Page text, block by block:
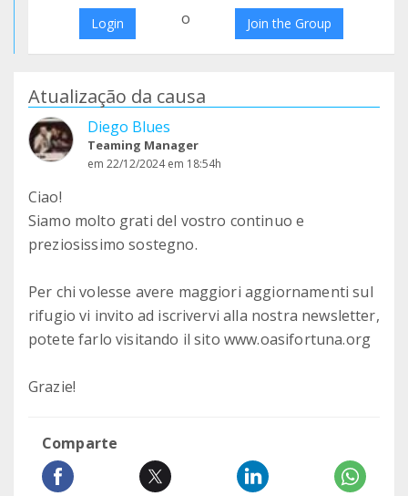
Login o Join the Group
Atualização da causa
Diego Blues
Teaming Manager
em 22/12/2024 em 18:54h
Ciao!
Siamo molto grati del vostro continuo e
preziosissimo sostegno.
Per chi volesse avere maggiori aggiornamenti sul
rifugio vi invito ad iscrivervi alla nostra newsletter,
potete farlo visitando il sito www.oasifortuna.org
Grazie!
Comparte